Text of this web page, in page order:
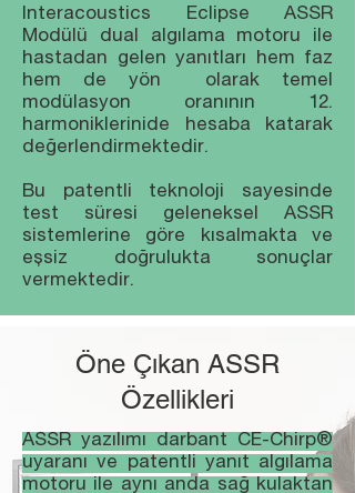
Interacoustics Eclipse ASSR
Modülü dual algılama motoru ile
hastadan gelen yanıtları hem faz
hem de yön olarak temel
modülasyon oranının 12.
harmoniklerinide hesaba katarak
değerlendirmektedir.
Bu patentli teknoloji sayesinde
test süresi geleneksel ASSR
sistemlerine göre kısalmakta ve
eşsiz doğrulukta sonuçlar
vermektedir.
Öne Çıkan ASSR
Özellikleri
ASSR yazılımı darbant CE-Chirp®
uyaranı ve patentli yanıt algılama
motoru ile aynı anda sağ kulaktan